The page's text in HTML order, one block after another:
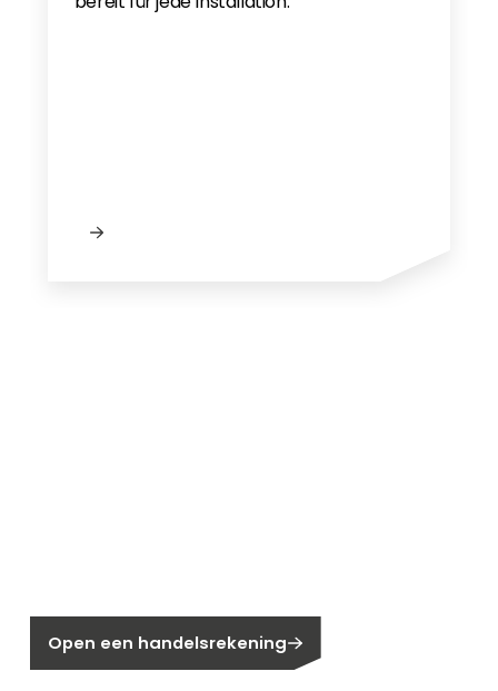
Solis Warranty Europe 2025 EN Non UK
Open een handelsrekening